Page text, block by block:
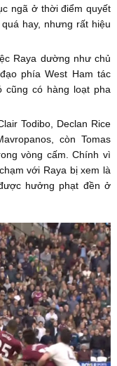
ngã ở thời điểm quyết
hay, nhưng rất hiệu
Raya dường như chủ
phía West Ham tác
cũng có hàng loạt pha
Todibo, Declan Rice
còn Tomas
vòng cấm. Chính vì
với Raya bị xem là
hưởng phạt đền ở